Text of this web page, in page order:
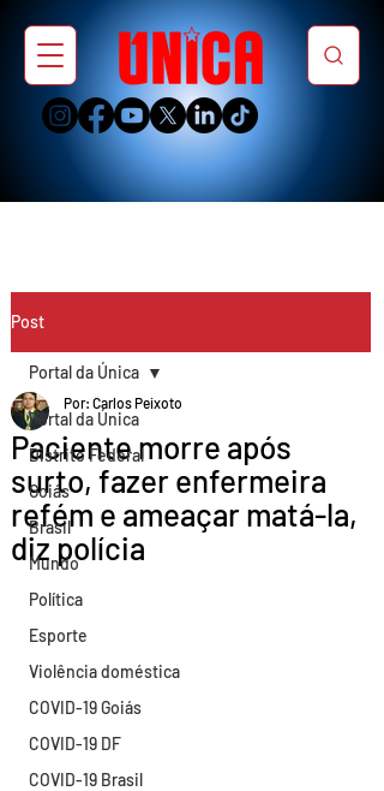
Post
Portal da Única
Distrito Federal
Goiás
Brasil
Mundo
Política
Esporte
Violência doméstica
COVID-19 Goiás
COVID-19 DF
COVID-19 Brasil
Portal da Única
Paciente morre após
surto, fazer enfermeira
refém e ameaçar matá-la,
diz polícia
Por: Carlos Peixoto